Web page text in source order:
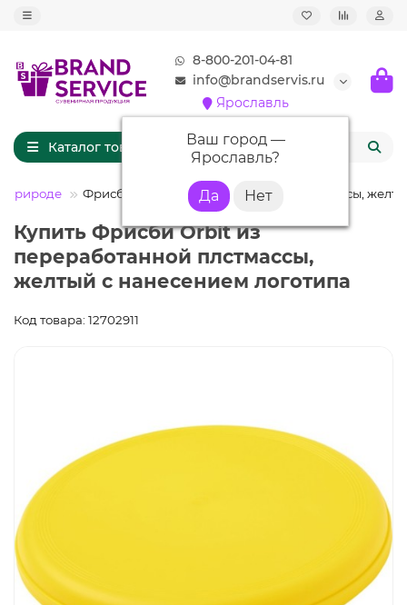
8-800-201-04-81
info@brandservis.ru
Ярославль
Ваш город —
Ярославль?
Каталог товаров
природе Фрисби Orbit из переработанной плстмассы,
Купить Фрисби Orbit из
переработанной плстмассы,
желтый с нанесением логотипа
Код товара: 12702911